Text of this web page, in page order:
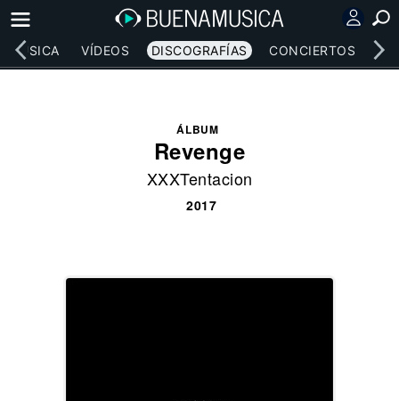
MÚSICA VÍDEOS DISCOGRAFÍAS CONCIERTOS
ÁLBUM
Revenge
XXXTentacion
2017